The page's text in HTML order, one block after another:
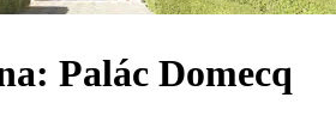
Palác Domecq